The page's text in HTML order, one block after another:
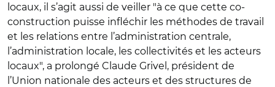
locaux, il s’agit aussi de veiller "à ce que cette co-
construction puisse infléchir les méthodes de travail
et les relations entre l’administration centrale,
l’administration locale, les collectivités et les acteurs
locaux", a prolongé Claude Grivel, président de
l’Union nationale des acteurs et des structures de